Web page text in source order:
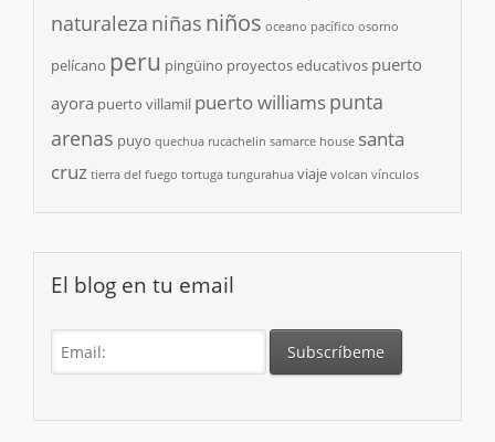
naturaleza niñas niños oceano pacífico osorno
pelícano peru pingüino proyectos educativos puerto
ayora puerto villamil puerto williamspunta
arenas puyo quechua rucachelin samarce house santa
cruz tierra del fuego tortuga tungurahua viaje volcan vínculos
El blog en tu email